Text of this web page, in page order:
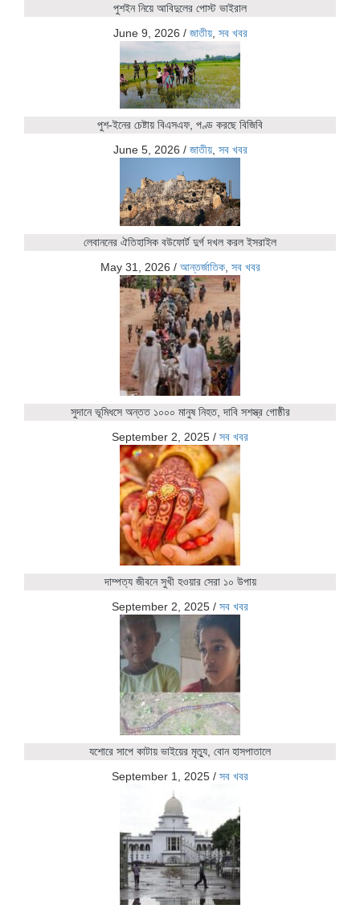
পুশইন নিয়ে আবিদুলের পোস্ট ভাইরাল
June 9, 2026 / জাতীয়, সব খবর
পুশ-ইনের চেষ্টায় বিএসএফ, পণ্ড করছে বিজিবি
June 5, 2026 / জাতীয়, সব খবর
লেবাননের ঐতিহাসিক বউফোর্ট দুর্গ দখল করল ইসরাইল
May 31, 2026 / আন্তর্জাতিক, সব খবর
সুদানে ভূমিধসে অন্তত ১০০০ মানুষ নিহত, দাবি সশস্ত্র গোষ্ঠীর
September 2, 2025 / সব খবর
দাম্পত্য জীবনে সুখী হওয়ার সেরা ১০ উপায়
September 2, 2025 / সব খবর
যশোরে সাপে কাটায় ভাইয়ের মৃত্যু, বোন হাসপাতালে
September 1, 2025 / সব খবর